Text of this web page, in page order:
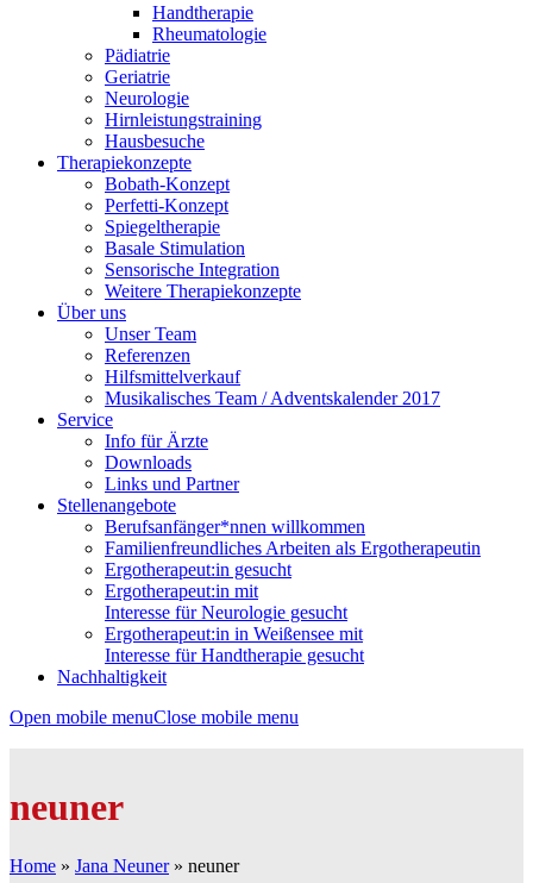
Handtherapie
Rheumatologie
Pädiatrie
Geriatrie
Neurologie
Hirnleistungstraining
Hausbesuche
Therapiekonzepte
Bobath-Konzept
Perfetti-Konzept
Spiegeltherapie
Basale Stimulation
Sensorische Integration
Weitere Therapiekonzepte
Über uns
Unser Team
Referenzen
Hilfsmittelverkauf
Musikalisches Team / Adventskalender 2017
Service
Info für Ärzte
Downloads
Links und Partner
Stellenangebote
Berufsanfänger*nnen willkommen
Familienfreundliches Arbeiten als Ergotherapeutin
Ergotherapeut:in gesucht
Ergotherapeut:in mit
Interesse für Neurologie gesucht
Ergotherapeut:in in Weißensee mit
Interesse für Handtherapie gesucht
Nachhaltigkeit
Open mobile menuClose mobile menu
neuner
Home » Jana Neuner» neuner